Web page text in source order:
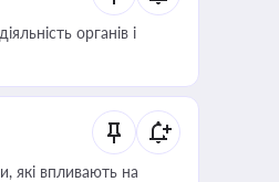
органів і
які впливають на